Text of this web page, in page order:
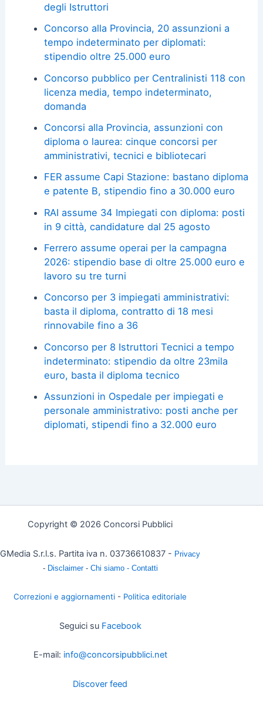
degli Istruttori
Concorso alla Provincia, 20 assunzioni a
tempo indeterminato per diplomati:
stipendio oltre 25.000 euro
Concorso pubblico per Centralinisti 118 con
licenza media, tempo indeterminato,
domanda
Concorsi alla Provincia, assunzioni con
diploma o laurea: cinque concorsi per
amministrativi, tecnici e bibliotecari
FER assume Capi Stazione: bastano diploma
e patente B, stipendio fino a 30.000 euro
RAI assume 34 Impiegati con diploma: posti
in 9 città, candidature dal 25 agosto
Ferrero assume operai per la campagna
2026: stipendio base di oltre 25.000 euro e
lavoro su tre turni
Concorso per 3 impiegati amministrativi:
basta il diploma, contratto di 18 mesi
rinnovabile fino a 36
Concorso per 8 Istruttori Tecnici a tempo
indeterminato: stipendio da oltre 23mila
euro, basta il diploma tecnico
Assunzioni in Ospedale per impiegati e
personale amministrativo: posti anche per
diplomati, stipendi fino a 32.000 euro
Copyright © 2026 Concorsi Pubblici
GMedia S.r.l.s. Partita iva n. 03736610837 - Privacy
- Disclaimer - Chi siamo - Contatti
Correzioni e aggiornamenti - Politica editoriale
Seguici su Facebook
E-mail: info@concorsipubblici.net
Discover feed